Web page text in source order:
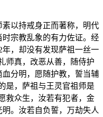
以持戒身正而著称，明代
宗教乱象的有力佐证。经
，却没有发现萨祖一丝一
师真，改恶从善，随侍护
分明，愿随护教，誓当辅
是，萨祖与王灵官祖师是
救众生，汝若有犯者，金
。汝若自负誓，万劫失人